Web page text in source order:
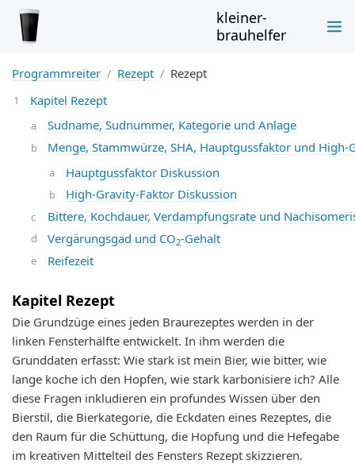
kleiner-
brauhelfer
Programmreiter Rezept
Rezept
Kapitel Rezept
Sudname, Sudnummer, Kategorie und Anlage
Menge, Stammwürze, SHA, Hauptgussfaktor und High-
Hauptgussfaktor Diskussion
High-Gravity-Faktor Diskussion
Bittere, Kochdauer, Verdampfungsrate und
Vergärungsgad und CO2-Gehalt
Reifezeit
Kapitel Rezept
Die Grundzüge eines jeden Braurezeptes werden in der
linken Fensterhälfte entwickelt. In ihm werden die
Grunddaten erfasst: Wie stark ist mein Bier, wie bitter, wie
lange koche ich den Hopfen, wie stark karbonisiere ich? Alle
diese Fragen inkludieren ein profundes Wissen über den
Bierstil, die Bierkategorie, die Eckdaten eines Rezeptes, die
den Raum für die Schüttung, die Hopfung und die Hefegabe
im kreativen Mittelteil des Fensters Rezept skizzieren.